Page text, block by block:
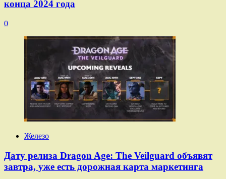
конца 2024 года
0
Железо
Дату релиза Dragon Age: The Veilguard объявят
завтра, уже есть дорожная карта маркетинга